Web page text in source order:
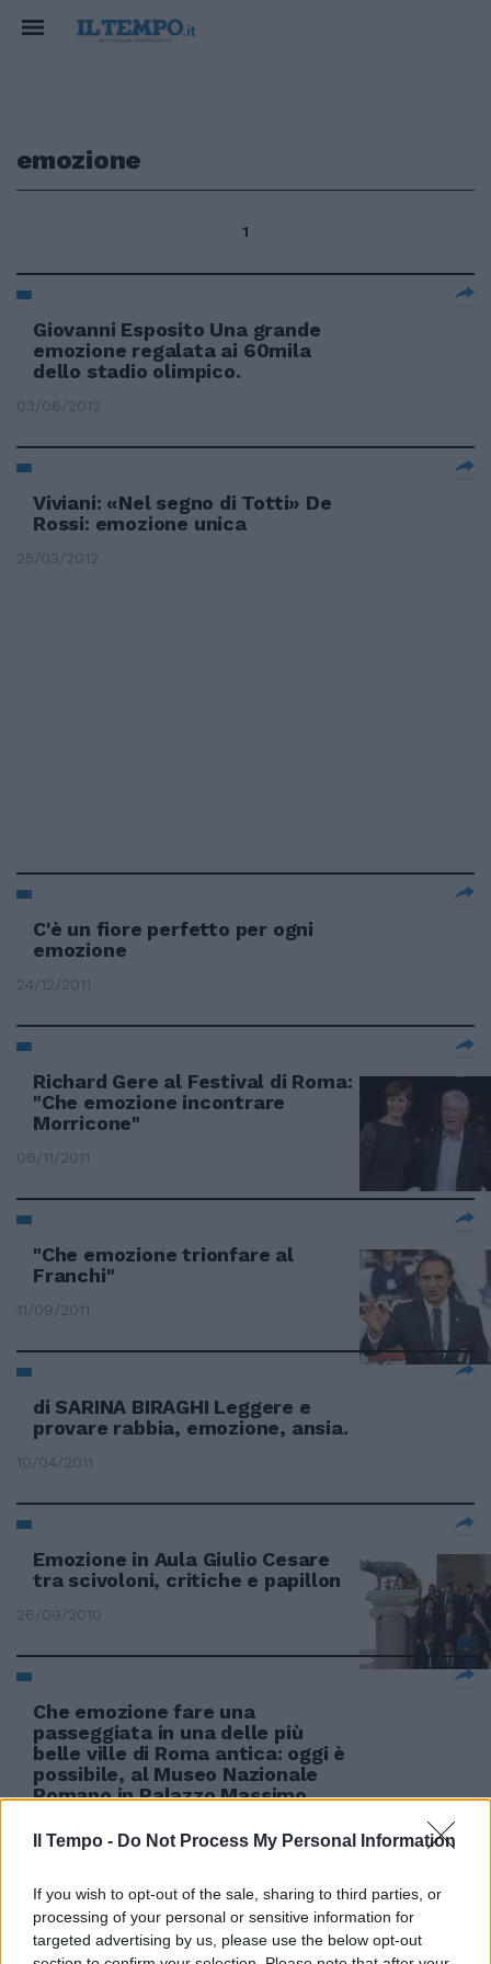
Il Tempo - Do Not Process My Personal Information
If you wish to opt-out of the sale, sharing to third parties, or
processing of your personal or sensitive information for
targeted advertising by us, please use the below opt-out
emozione
1
Giovanni Esposito Una grande
emozione regalata ai 60mila
dello stadio olimpico.
03/06/2012
Viviani: «Nel segno di Totti» De
Rossi: emozione unica
25/03/2012
C'è un fiore perfetto per ogni
emozione
24/12/2011
Richard Gere al Festival di Roma:
"Che emozione incontrare
Morricone"
06/11/2011
"Che emozione trionfare al
Franchi"
11/09/2011
di SARINA BIRAGHI Leggere e
provare rabbia, emozione, ansia.
10/04/2011
Emozione in Aula Giulio Cesare
tra scivoloni, critiche e papillon
26/09/2010
Che emozione fare una
passeggiata in una delle più
belle ville di Roma antica: oggi è
possibile, al Museo Nazionale
Romano in Palazzo Massimo,
04/07/2010
Sudafrica, doppia emozione